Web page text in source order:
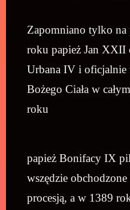
Zapomniano tylko na
roku papież Jan XXII
Urbana IV i oficjalnie
Bożego Ciała w
roku
papież Bonifacy IX
wszędzie
procesją, a w 1389